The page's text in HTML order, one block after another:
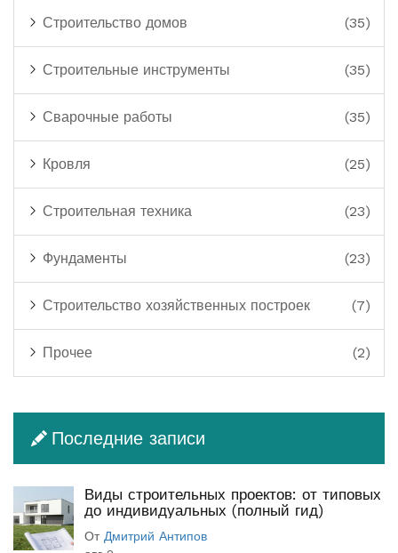
Строительство домов (35)
Строительные инструменты (35)
Сварочные работы (35)
Кровля (25)
Строительная техника (23)
Фундаменты (23)
Строительство хозяйственных построек (7)
Прочее (2)
Последние записи
Виды строительных проектов: от типовых
до индивидуальных (полный гид)
От Дмитрий Антипов